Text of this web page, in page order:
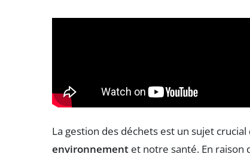
La gestion des déchets est un sujet
environnement et notre santé. En raison